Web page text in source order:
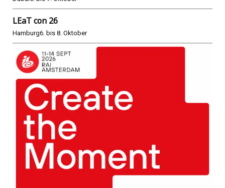
LEaT con 26
Hamburg6. bis 8. Oktober